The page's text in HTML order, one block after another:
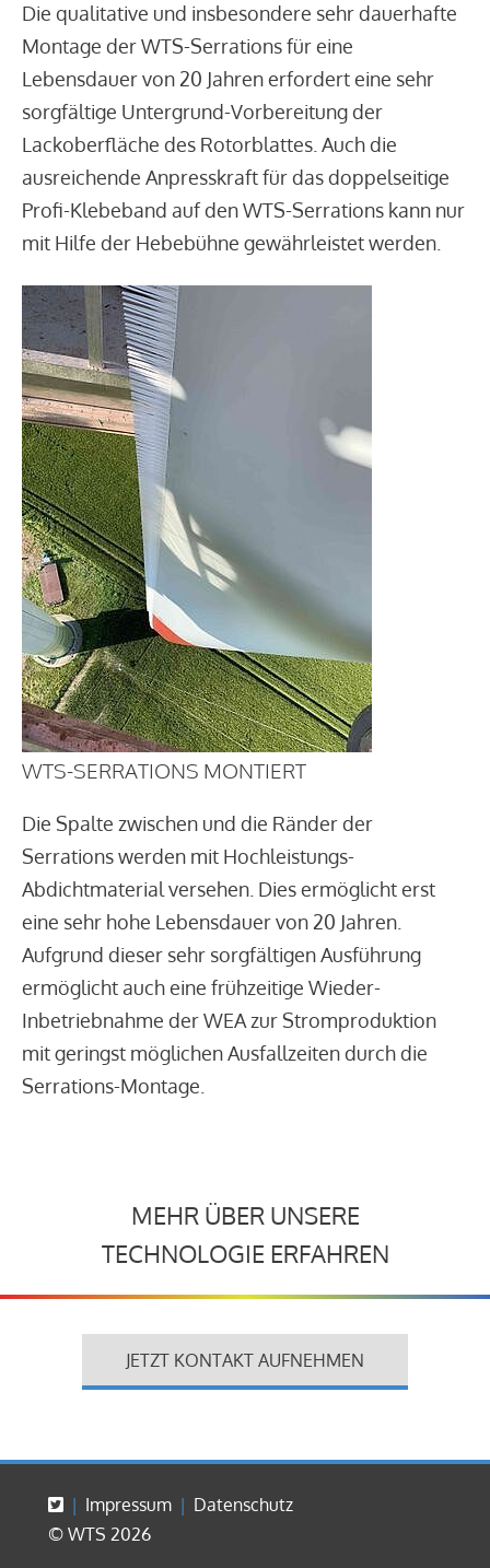
Die qualitative und insbesondere sehr dauerhafte
Montage der WTS-Serrations für eine
Lebensdauer von 20 Jahren erfordert eine sehr
sorgfältige Untergrund-Vorbereitung der
Lackoberfläche des Rotorblattes. Auch die
ausreichende Anpresskraft für das doppelseitige
Profi-Klebeband auf den WTS-Serrations kann nur
mit Hilfe der Hebebühne gewährleistet werden.
WTS-SERRATIONS MONTIERT
Die Spalte zwischen und die Ränder der
Serrations werden mit Hochleistungs-
Abdichtmaterial versehen. Dies ermöglicht erst
eine sehr hohe Lebensdauer von 20 Jahren.
Aufgrund dieser sehr sorgfältigen Ausführung
ermöglicht auch eine frühzeitige Wieder-
Inbetriebnahme der WEA zur Stromproduktion
mit geringst möglichen Ausfallzeiten durch die
Serrations-Montage.
MEHR ÜBER UNSERE
TECHNOLOGIE ERFAHREN
JETZT KONTAKT AUFNEHMEN
Impressum
Datenschutz
© WTS 2026